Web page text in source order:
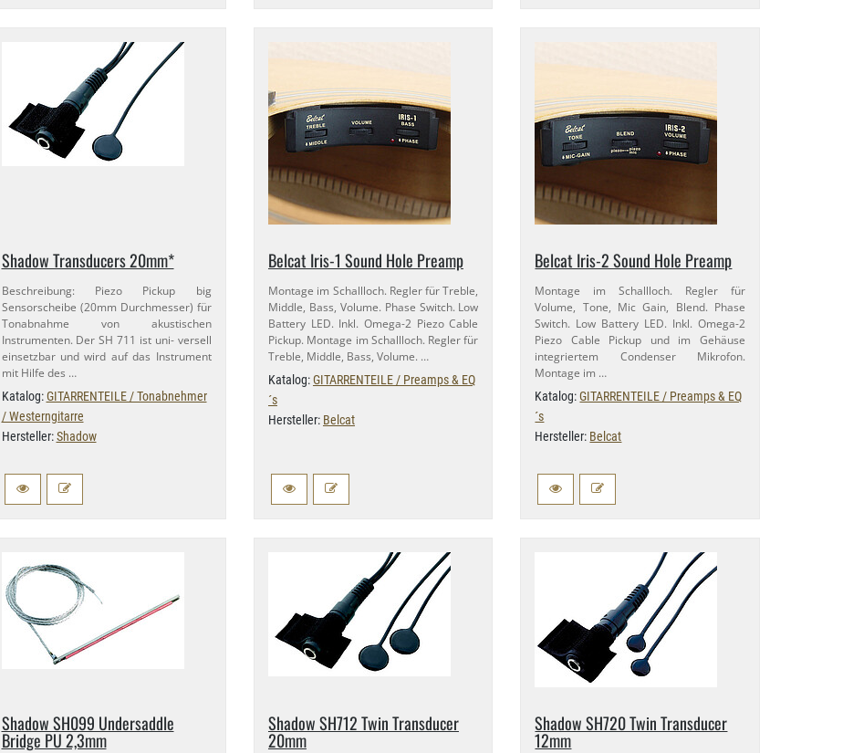
Shadow Transducers 20mm*
Beschreibung: Piezo Pickup big
Sensorscheibe (20mm Durchmesser) für
Tonabnahme von akustischen
Instrumenten. Der SH 711 ist uni- versell
einsetzbar und wird auf das Instrument
mit Hilfe des …
Katalog:GITARRENTEILE / Tonabnehmer
/ Westerngitarre
Hersteller:Shadow
Belcat Iris-​1 Sound Hole Preamp
Montage im Schallloch. Regler für Treble,
Middle, Bass, Volume. Phase Switch. Low
Battery LED. Inkl. Omega-​2 Piezo Cable
Pickup. Montage im Schallloch. Regler für
Treble, Middle, Bass, Volume. …
Katalog:GITARRENTEILE / Preamps & EQ
´s
Hersteller: Belcat
Belcat Iris-​2 Sound Hole Preamp
Montage im Schallloch. Regler für
Volume, Tone, Mic Gain, Blend. Phase
Switch. Low Battery LED. Inkl. Omega-​2
Piezo Cable Pickup und im Gehäuse
integriertem Condenser Mikrofon.
Montage im …
Katalog:GITARRENTEILE / Preamps & EQ
´s
Hersteller: Belcat
Shadow SH099 Undersaddle
Bridge PU 2,​3mm
Shadow SH712 Twin Transducer
20mm
Shadow SH720 Twin Transducer
12mm